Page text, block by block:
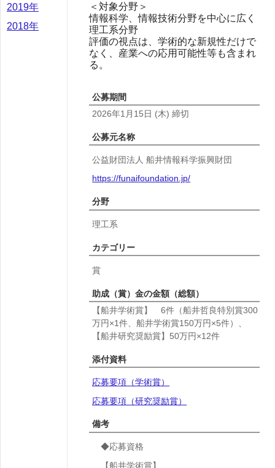
2019年
2018年
＜対象分野＞
情報科学、情報技術分野を中心に広く
理工系分野
評価の視点は、学術的な新規性だけで
なく、産業への応用可能性等も含まれ
る。
公募期間
2026年1月15日 (木) 締切
公募元名称
公益財団法人 船井情報科学振興財団
https://funaifoundation.jp/
分野
理工系
カテゴリー
賞
助成（賞）金の金額（総額）
【船井学術賞】 6件（船井哲良特別賞300
万円×1件、船井学術賞150万円×5件）、
【船井研究奨励賞】50万円×12件
添付資料
応募要項（学術賞）
応募要項（研究奨励賞）
備考
◆応募資格
【船井学術賞】